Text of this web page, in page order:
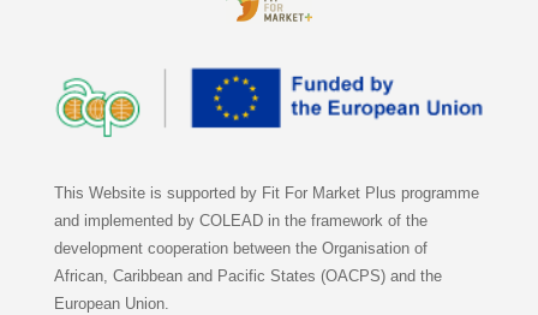
This Website is supported by Fit For Market Plus programme
and implemented by COLEAD in the framework of the
development cooperation between the Organisation of
African, Caribbean and Pacific States (OACPS) and the
European Union.